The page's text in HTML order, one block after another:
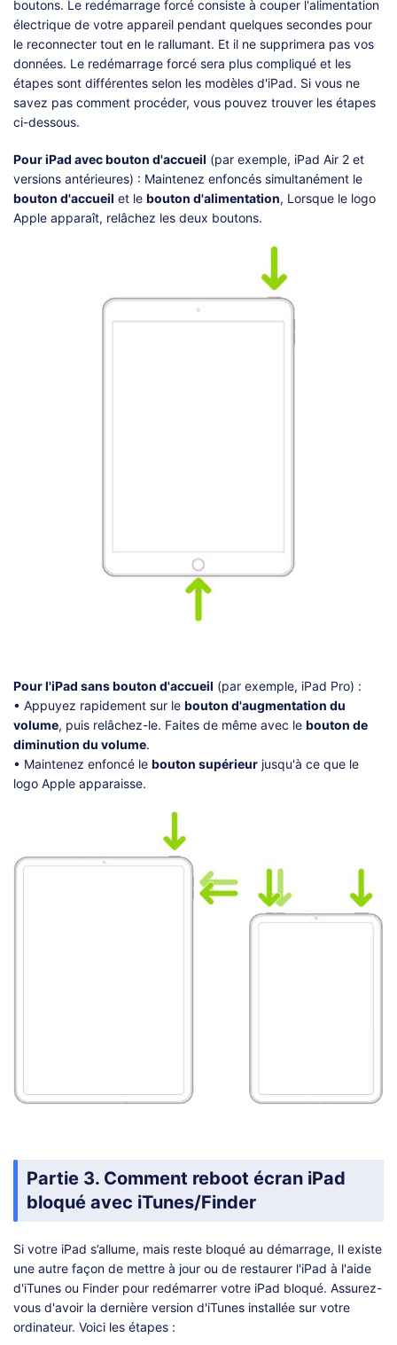
boutons. Le redémarrage forcé consiste à couper l'alimentation
électrique de votre appareil pendant quelques secondes pour
le reconnecter tout en le rallumant. Et il ne supprimera pas vos
données. Le redémarrage forcé sera plus compliqué et les
étapes sont différentes selon les modèles d'iPad. Si vous ne
savez pas comment procéder, vous pouvez trouver les étapes
ci-dessous.
Pour iPad avec bouton d'accueil (par exemple, iPad Air 2 et
versions antérieures) : Maintenez enfoncés simultanément le
bouton d'accueil et le bouton d'alimentation, Lorsque le logo
Apple apparaît, relâchez les deux boutons.
Pour l'iPad sans bouton d'accueil (par exemple, iPad Pro) :
• Appuyez rapidement sur le bouton d'augmentation du
volume, puis relâchez-le. Faites de même avec le bouton de
diminution du volume.
• Maintenez enfoncé le bouton supérieur jusqu'à ce que le
logo Apple apparaisse.
Partie 3. Comment reboot écran iPad
bloqué avec iTunes/Finder
Si votre iPad s’allume, mais reste bloqué au démarrage, Il existe
une autre façon de mettre à jour ou de restaurer l'iPad à l'aide
d'iTunes ou Finder pour redémarrer votre iPad bloqué. Assurez-
vous d'avoir la dernière version d'iTunes installée sur votre
ordinateur. Voici les étapes :